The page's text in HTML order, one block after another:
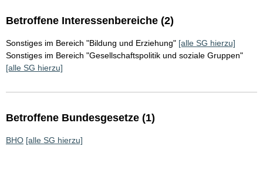
Betroffene Interessenbereiche (2)
Sonstiges im Bereich "Bildung und Erziehung" [alle SG hierzu]
Sonstiges im Bereich "Gesellschaftspolitik und soziale Gruppen"
[alle SG hierzu]
Betroffene Bundesgesetze (1)
BHO [alle SG hierzu]